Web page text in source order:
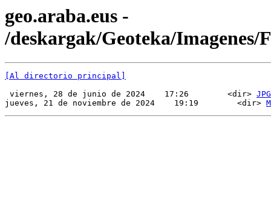
geo.araba.eus -
/deskargak/Geoteka/Imagenes/
[Al directorio principal]
viernes, 28 de junio de 2024    17:26        <dir> JPG
jueves, 21 de noviembre de 2024    19:19        <dir>